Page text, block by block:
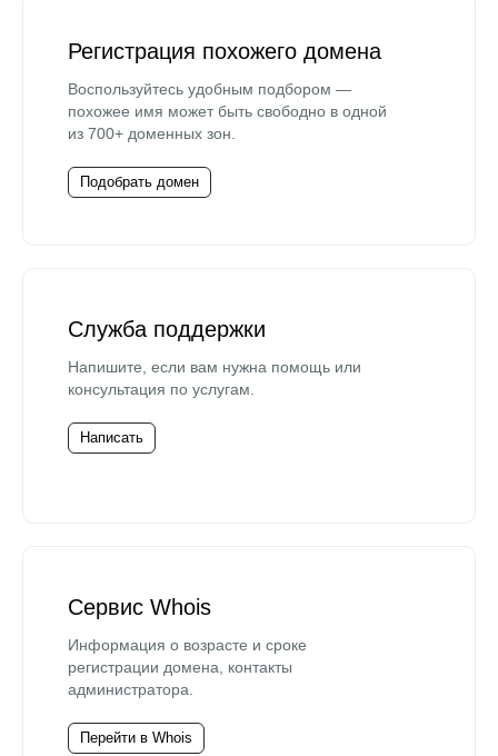
Регистрация похожего домена
Воспользуйтесь удобным подбором —
похожее имя может быть свободно в одной
из 700+ доменных зон.
Подобрать домен
Служба поддержки
Напишите, если вам нужна помощь или
консультация по услугам.
Написать
Сервис Whois
Информация о возрасте и сроке
регистрации домена, контакты
администратора.
Перейти в Whois